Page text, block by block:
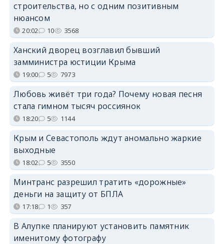
строительства, но с одним позитивным
нюансом
20:02 10 3568
Ханский дворец возглавил бывший
замминистра юстиции Крыма
19:00 5 7973
Любовь живёт три года? Почему новая песня
стала гимном тысяч россиянок
18:20 5 1144
Крым и Севастополь ждут аномально жаркие
выходные
18:02 5 3550
Минтранс разрешил тратить «дорожные»
деньги на защиту от БПЛА
17:18 1 357
В Алупке планируют установить памятник
именитому фотографу